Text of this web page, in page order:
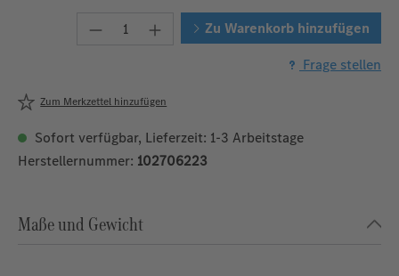
Produkt Anzahl: Gib den
Zu Warenkorb hinzufügen
Frage stellen
Zum Merkzettel hinzufügen
Sofort verfügbar, Lieferzeit: 1-3 Arbeitstage
Herstellernummer: 102706223
Maße und Gewicht